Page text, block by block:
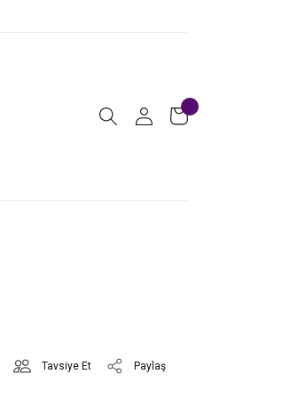
Tavsiye Et Paylaş